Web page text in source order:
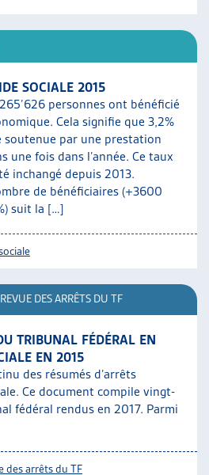
SOCIALE 2015
personnes ont bénéficié
Cela signifie que 3,2%
soutenue par une prestation
une fois dans l’année. Ce taux
inchangé depuis 2013.
de bénéficiaires (+3600
suit la […]
REVUE DES ARRÊTS DU TF
TRIBUNAL FÉDÉRAL EN
EN 2015
des résumés d’arrêts
Ce document compile vingt-
fédéral rendus en 2017. Parmi
des arrêts du TF